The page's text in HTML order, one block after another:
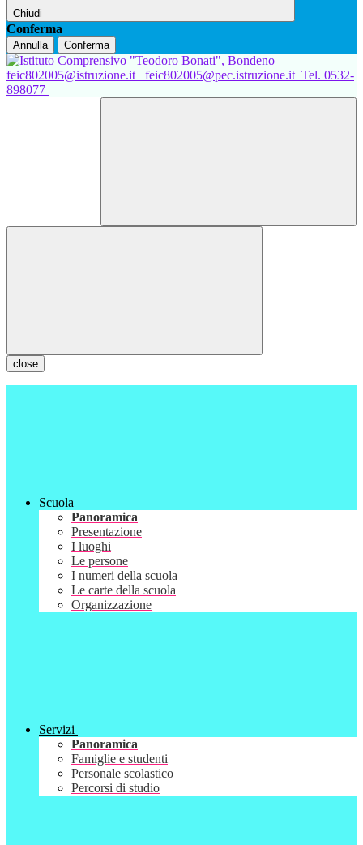
Chiudi
Conferma
Annulla Conferma
feic802005@istruzione.it feic802005@pec.istruzione.it Tel. 0532-
898077
close
Scuola
Panoramica
Presentazione
I luoghi
Le persone
I numeri della scuola
Le carte della scuola
Organizzazione
Servizi
Panoramica
Famiglie e studenti
Personale scolastico
Percorsi di studio